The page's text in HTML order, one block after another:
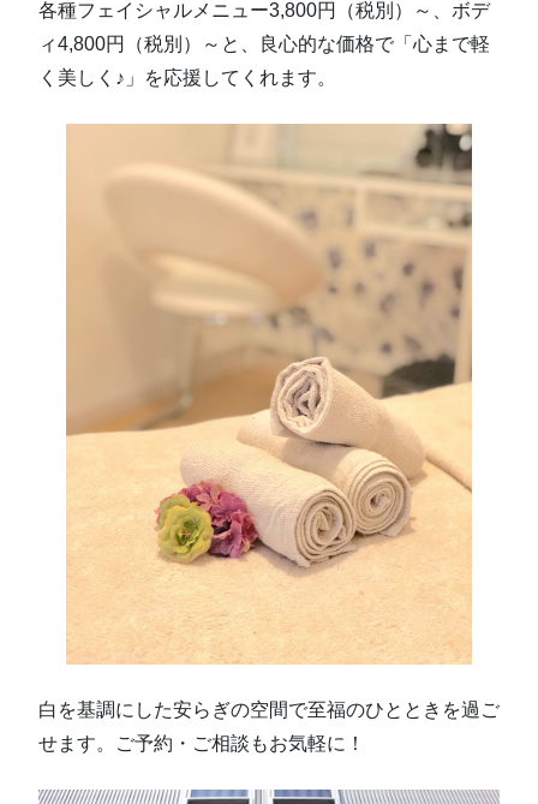
各種フェイシャルメニュー3,800円（税別）～、ボデ
ィ4,800円（税別）～と、良心的な価格で「心まで軽
く美しく♪」を応援してくれます。
白を基調にした安らぎの空間で至福のひとときを過ご
せます。ご予約・ご相談もお気軽に！